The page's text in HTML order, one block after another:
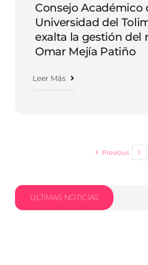
Consejo Académico
Universidad del
exalta la gestión del
Omar Mejía Patiño
Leer Más
Previous 1
ÚLTIMAS NOTICIAS